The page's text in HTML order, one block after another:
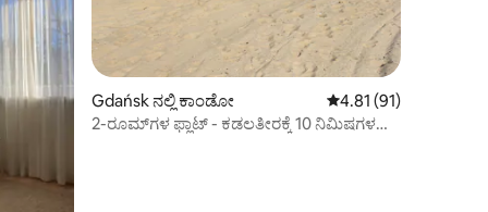
Gdańsk ನಲ್ಲಿ ಕಾಂಡೋ 5 ರಲ್ಲಿ 4.81 ಸರಾಸರಿ
4.81 (91)
2-ರೂಮ್‌ಗಳ ಫ್ಲಾಟ್ - ಕಡಲತೀರಕ್ಕೆ 10 ನಿಮಿಷಗಳ